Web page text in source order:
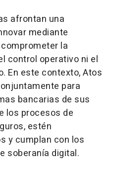
afrontan una
mediante
la
control operativo ni el
En este contexto, Atos
para
bancarias de sus
los procesos de
estén
y cumplan con los
soberanía digital.